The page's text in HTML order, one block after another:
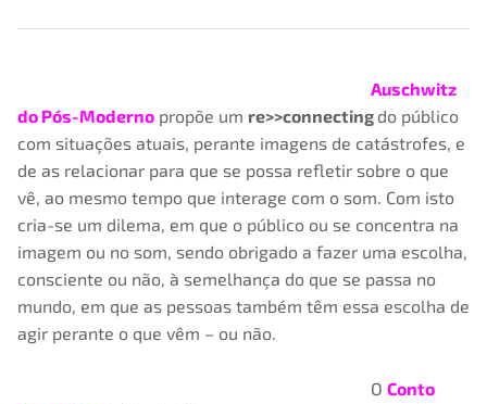
Auschwitz
do Pós-Moderno propõe um re>>connecting do público
com situações atuais, perante imagens de catástrofes, e
de as relacionar para que se possa refletir sobre o que
vê, ao mesmo tempo que interage com o som. Com isto
cria-se um dilema, em que o público ou se concentra na
imagem ou no som, sendo obrigado a fazer uma escolha,
consciente ou não, à semelhança do que se passa no
mundo, em que as pessoas também têm essa escolha de
agir perante o que vêm – ou não.
O Conto